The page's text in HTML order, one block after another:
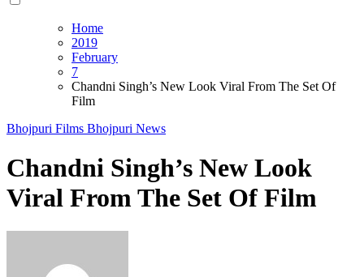
Home
2019
February
7
Chandni Singh’s New Look Viral From The Set Of
Film
Bhojpuri Films Bhojpuri News
Chandni Singh’s New Look
Viral From The Set Of Film